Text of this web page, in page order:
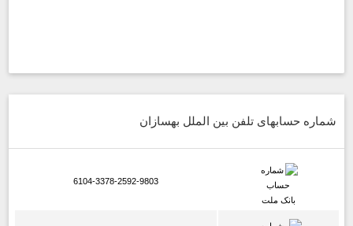
شماره حسابهای تلفن بین الملل بهسازان
6104-3378-2592-9803